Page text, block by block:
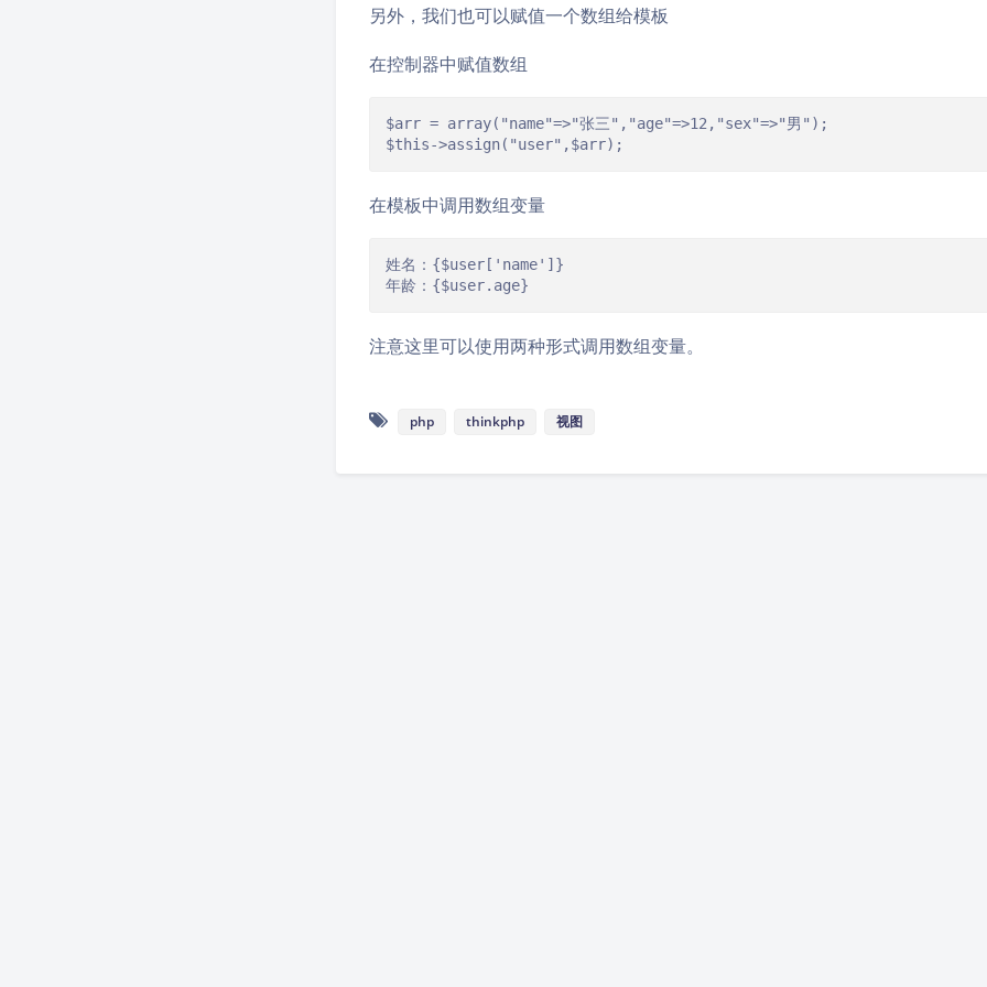
另外，我们也可以赋值一个数组给模板
在控制器中赋值数组
$arr = array("name"=>"张三","age"=>12,"sex"=>"男");
$this->assign("user",$arr);
在模板中调用数组变量
姓名：{$user['name']}
年龄：{$user.age}
注意这里可以使用两种形式调用数组变量。
php thinkphp 视图